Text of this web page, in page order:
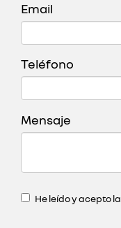
Email
Teléfono
Mensaje
He leído y acepto la